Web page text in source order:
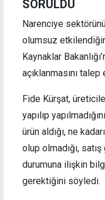
SORULDU
Narenciye
olumsuz
Kaynaklar
açıklanmasını talep
Fide Kürşat,
yapılıp
ürün aldığı, ne
olup olmadığı,
durumuna ilişkin
gerektiğini söyledi.